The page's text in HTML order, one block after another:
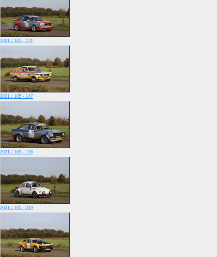
2021 / 105 - 121
2021 / 105 - 147
2021 / 105 - 158
2021 / 105 - 219